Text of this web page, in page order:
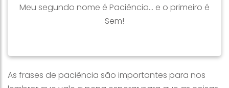
Meu segundo nome é Paciência... e o primeiro é
Sem!
As frases de paciência são importantes para nos